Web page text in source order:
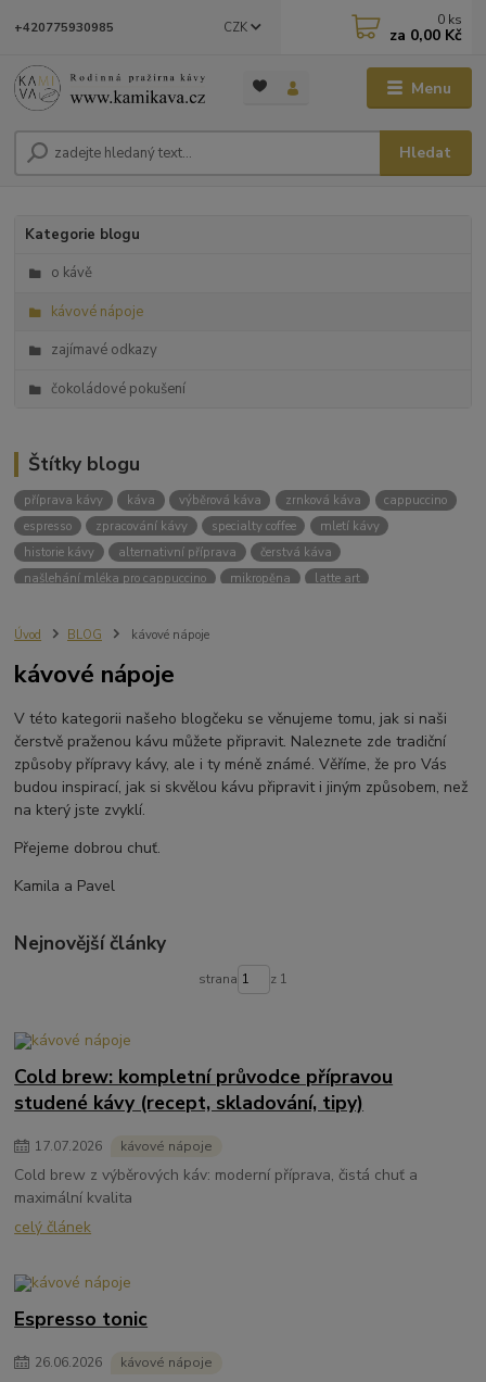
Menu
CZK
Hledat
+420775930985 0 ks
za 0,00 Kč
Kategorie blogu
o kávě
kávové nápoje
zajímavé odkazy
čokoládové pokušení
Štítky blogu
příprava kávy káva výběrová káva zrnková káva
cappuccino
espresso
zpracování kávy specialty coffee
mletí kávy
historie kávy
alternativní příprava
čerstvá káva
našlehání mléka pro cappuccino
mikropěna
latte art
filtrovaná káva
poměr kávy a vody
domácí příprava kávy
french press
vacuum pot
hario příprava kávy v Vacuum potu
kávovník
arabica
robusta crema
sběr kávy
mokrá metoda zpracování kávy
suchá metoda zpracování kávy
ruční sběr kávy
strojový sběr kávy
Úvod BLOG kávové nápoje
kávové nápoje
V této kategorii našeho blogčeku se věnujeme tomu, jak si naši
čerstvě praženou kávu můžete připravit. Naleznete zde tradiční
způsoby přípravy kávy, ale i ty méně známé. Věříme, že pro Vás
budou inspirací, jak si skvělou kávu připravit i jiným způsobem, než
na který jste zvyklí.
Přejeme dobrou chuť.
Kamila a Pavel
Nejnovější články
strana z 1
Cold brew: kompletní průvodce přípravou
studené kávy (recept, skladování, tipy)
17.07.2026 kávové nápoje
Cold brew z výběrových káv: moderní příprava, čistá chuť a
maximální kvalita
celý článek
Espresso tonic
26.06.2026 kávové nápoje